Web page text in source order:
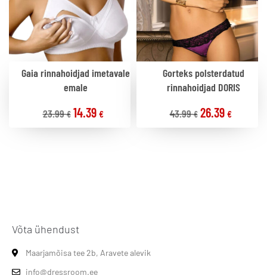
Gaia rinnahoidjad imetavale
emale
23.99€ 14.39 €
Gorteks polsterdatud
rinnahoidjad DORIS
43.99€ 26.39 €
Võta ühendust
Maarjamõisa tee 2b, Aravete alevik
info@dressroom.ee